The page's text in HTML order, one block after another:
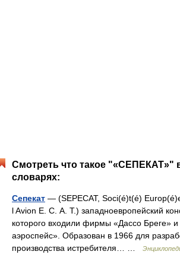
Смотреть что такое "«СЕПЕКАТ»"
словарях:
Сепекат — (SEPECAT, Soci(é)t(é)
l Avion E. С. А. Т.) западноевропейский
которого входили фирмы «Дассо Бреге»
аэроспейс». Образован в 1966 для
производства истребителя… …